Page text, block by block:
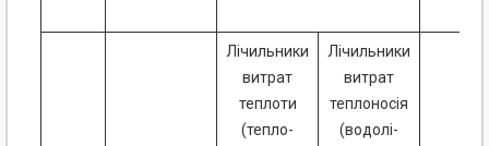
Лічильники
витрат
теплоти
(тепло-
Лічильники
витрат
теплоносія
(водолі-